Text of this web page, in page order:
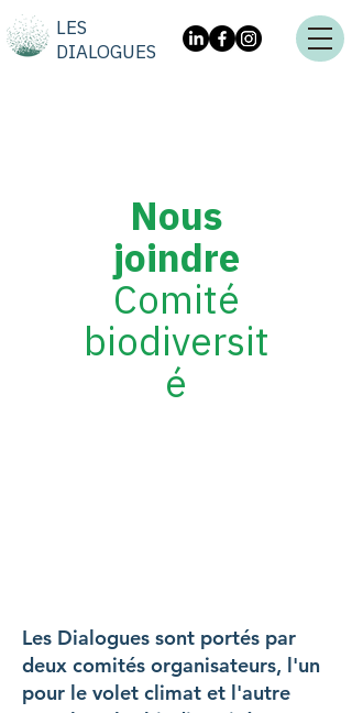
LES
DIALOGUES
Nous
joindre
Comité
biodiversit
é
Les Dialogues sont portés par
deux comités organisateurs, l'un
pour le volet climat et l'autre